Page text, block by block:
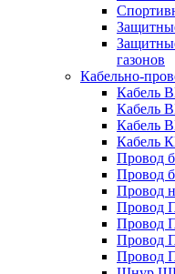
газонов
Кабельно-
Кабель
Кабель
Кабель
Кабель
Провод
Провод
Провод
Провод
Провод
Провод
Провод